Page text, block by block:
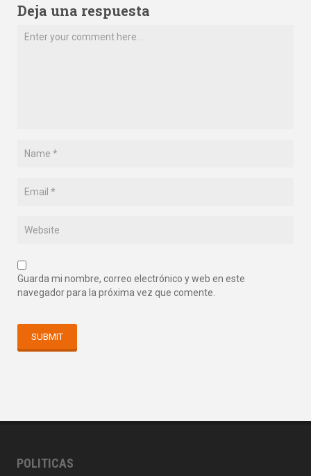
Deja una respuesta
Guarda mi nombre, correo electrónico y web en este
navegador para la próxima vez que comente.
POLITICAS